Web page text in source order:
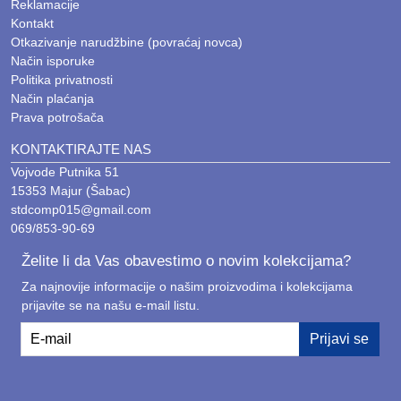
Često postavljana pitanja (FAQ)
1. Kako odrediti potreban kapacitet baterije?
Kapacitet (mAh) birajte prema tome koliko puta želite
da napunite svoj uređaj; veći kapacitet znači više
punjenja.
2. Da li oštećuju bateriju telefona?
Ne, naše baterije poseduju zaštitu koja reguliše
3. Koliko dugo traje punjenje prenosne baterije?
Zavisi od kapaciteta baterije i snage punjača koji
koristite; savetujemo punjenje preko noći za
maksimalan kapacitet.
Reklamacije
Kontakt
Otkazivanje narudžbine (povraćaj novca)
Način isporuke
Politika privatnosti
Način plaćanja
Prava potrošača
KONTAKTIRAJTE NAS
Vojvode Putnika 51
15353 Majur (Šabac)
stdcomp015@gmail.com
069/853-90-69
Želite li da Vas obavestimo o novim kolekcijama?
Za najnovije informacije o našim proizvodima i kolekcijama
prijavite se na našu e-mail listu.
E-mail
Prijavi se